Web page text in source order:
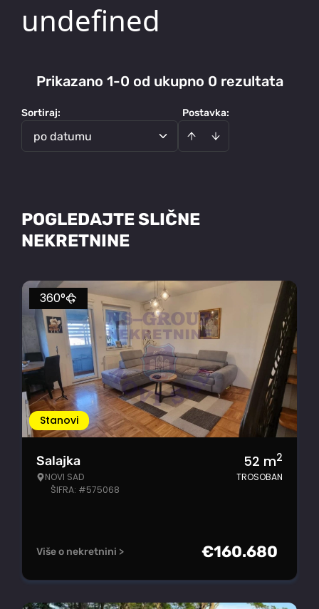
undefined
Prikazano 1-0 od ukupno 0 rezultata
Postavka:
Sortiraj:
po datumu
POGLEDAJTE SLIČNE
NEKRETNINE
Stanovi
360°
Salajka
NOVI SAD
ŠIFRA: #575068
52 m2
TROSOBAN
Više o nekretnini > €160.680